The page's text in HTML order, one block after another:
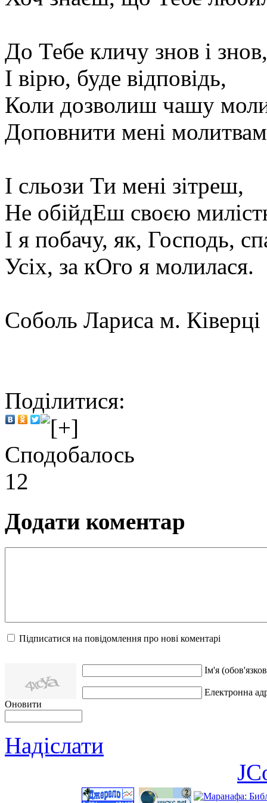
До Тебе кличу знов і знов,
І вірю, буде відповідь,
Коли дозволиш чашу
Доповнити мені
І сльози Ти мені зітреш,
Не обійдЕш своєю
І я побачу, як, Господь,
Усіх, за кОго я молилася.
Соболь Лариса м. Ківерці
Поділитися:
Сподобалось
12
Додати коментар
Підписатися на повідомлення про нові коментарі
Оновити
Ім'я
Електронна
Надіслати